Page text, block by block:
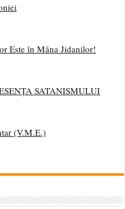
Este în Mâna Jidanilor!
SATANISMULUI
(V.M.E.)